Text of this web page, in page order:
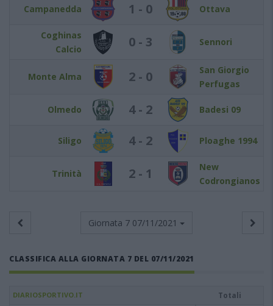
Campanedda 1 - 0 Ottava
Coghinas
Calcio
0 - 3 Sennori
Monte Alma 2 - 0
San Giorgio
Perfugas
Olmedo 4 - 2 Badesi 09
Siligo 4 - 2 Ploaghe 1994
Trinità 2 - 1
New
Codrongianos
Giornata 7 07/11/2021
CLASSIFICA ALLA GIORNATA 7 DEL 07/11/2021
DIARIOSPORTIVO.IT
Totali